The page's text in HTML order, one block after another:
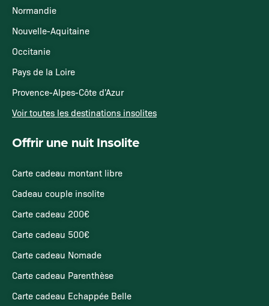
Normandie
Nouvelle-Aquitaine
Occitanie
Pays de la Loire
Provence-Alpes-Côte d'Azur
Voir toutes les destinations insolites
Offrir une nuit Insolite
Carte cadeau montant libre
Cadeau couple insolite
Carte cadeau 200€
Carte cadeau 500€
Carte cadeau Nomade
Carte cadeau Parenthèse
Carte cadeau Echappée Belle